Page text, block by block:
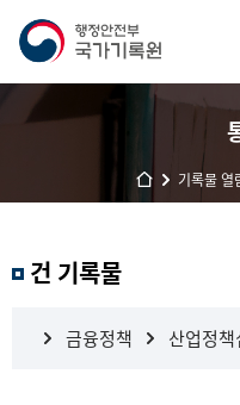
기록물 열
과 건 기록물
금융정책 산업정